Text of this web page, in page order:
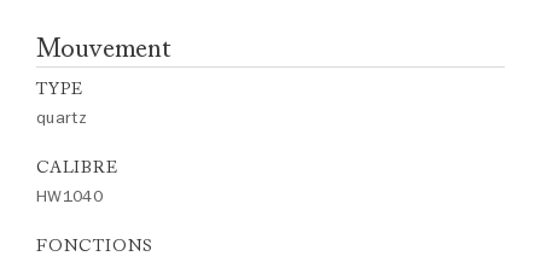
Mouvement
TYPE
quartz
CALIBRE
HW1040
FONCTIONS